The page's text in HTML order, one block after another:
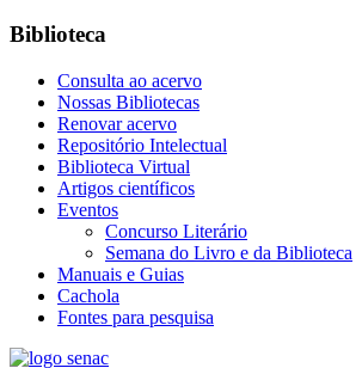
Biblioteca
Consulta ao acervo
Nossas Bibliotecas
Renovar acervo
Repositório Intelectual
Biblioteca Virtual
Artigos científicos
Eventos
Concurso Literário
Semana do Livro e da Biblioteca
Manuais e Guias
Cachola
Fontes para pesquisa